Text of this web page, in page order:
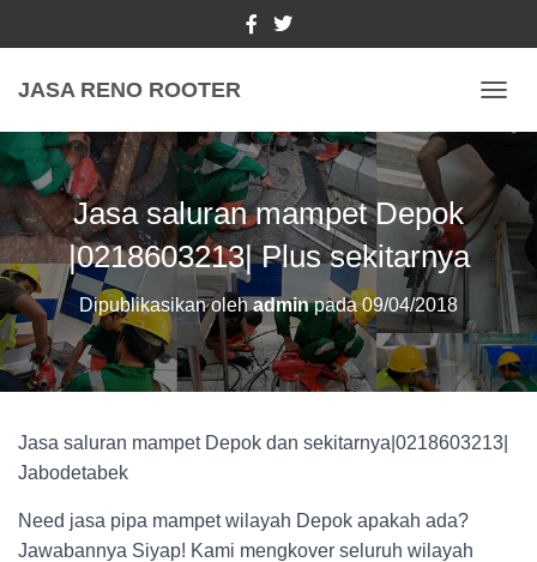
JASA RENO ROOTER
Jasa saluran mampet Depok
|0218603213| Plus sekitarnya
Dipublikasikan oleh adminpada09/04/2018
Jasa saluran mampet Depok dan sekitarnya|0218603213|
Jabodetabek
Need jasa pipa mampet wilayah Depok apakah ada?
Jawabannya Siyap! Kami mengkover seluruh wilayah